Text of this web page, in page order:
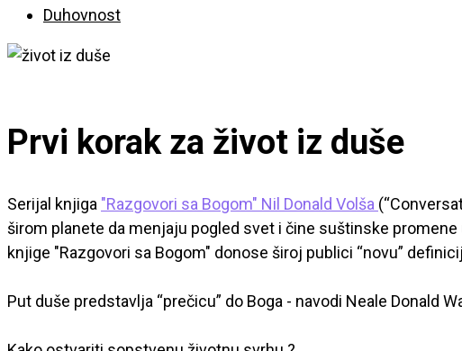
Duhovnost
Prvi korak za život iz duše
Serijal knjiga "Razgovori sa Bogom" Nil Donald Volša
širom planete da menjaju pogled svet i čine suštinske
knjige "Razgovori sa Bogom" donose široj publici “novu”
Put duše predstavlja “prečicu” do Boga - navodi Neale Donald